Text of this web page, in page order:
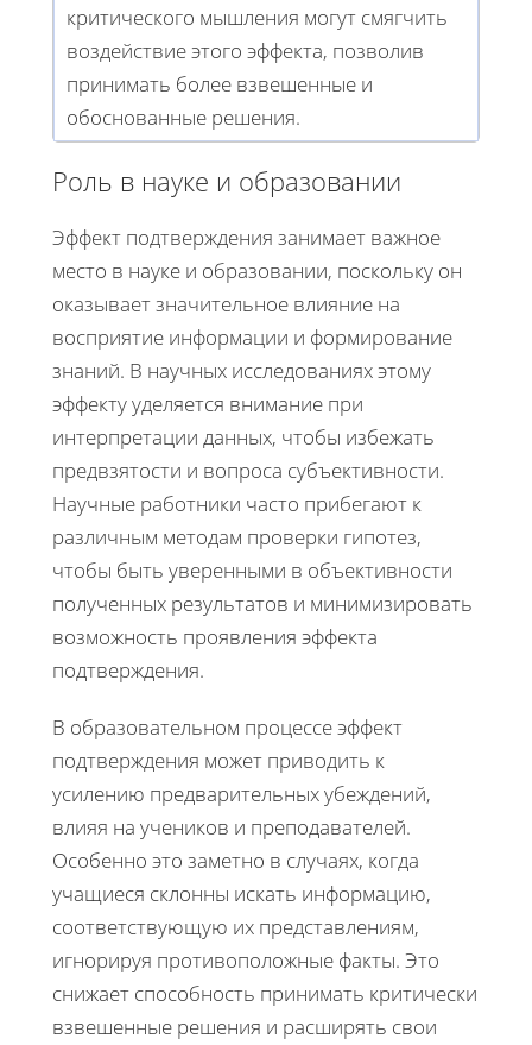
критического мышления могут смягчить
воздействие этого эффекта, позволив
принимать более взвешенные и
обоснованные решения.
Роль в науке и образовании
Эффект подтверждения занимает важное
место в науке и образовании, поскольку он
оказывает значительное влияние на
восприятие информации и формирование
знаний. В научных исследованиях этому
эффекту уделяется внимание при
интерпретации данных, чтобы избежать
предвзятости и вопроса субъективности.
Научные работники часто прибегают к
различным методам проверки гипотез,
чтобы быть уверенными в объективности
полученных результатов и минимизировать
возможность проявления эффекта
подтверждения.
В образовательном процессе эффект
подтверждения может приводить к
усилению предварительных убеждений,
влияя на учеников и преподавателей.
Особенно это заметно в случаях, когда
учащиеся склонны искать информацию,
соответствующую их представлениям,
игнорируя противоположные факты. Это
снижает способность принимать критически
взвешенные решения и расширять свои